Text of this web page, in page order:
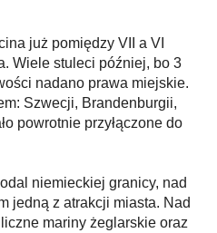
już pomiędzy VII a VI
Wiele stuleci później, bo 3
nadano prawa miejskie.
Szwecji, Brandenburgii,
powrotnie przyłączone do
niemieckiej granicy, nad
jedną z atrakcji miasta. Nad
mariny żeglarskie oraz